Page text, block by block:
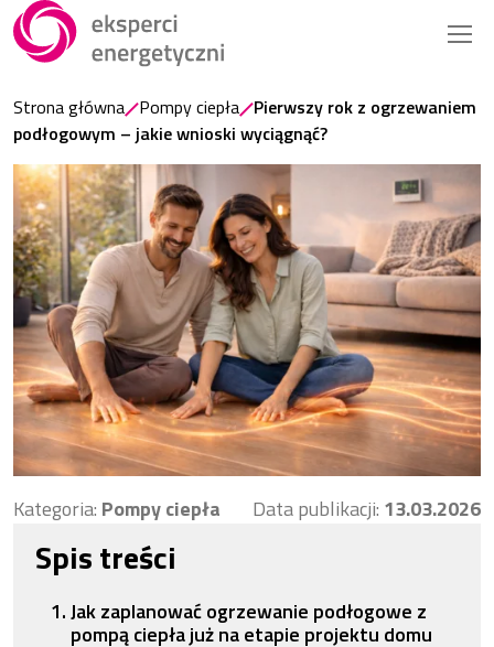
Strona główna Pompy ciepła Pierwszy rok z ogrzewaniem
podłogowym – jakie wnioski wyciągnąć?
Kategoria: Pompy ciepła Data publikacji: 13.03.2026
Spis treści
Jak zaplanować ogrzewanie podłogowe z
pompą ciepła już na etapie projektu domu